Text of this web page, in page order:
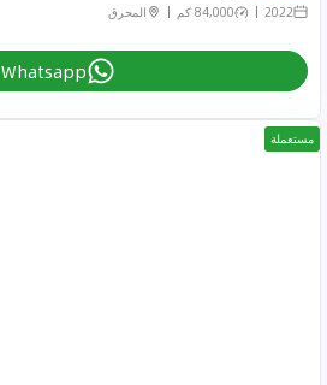
2022 84,000 كم المحرق
Whatsapp
مستعملة